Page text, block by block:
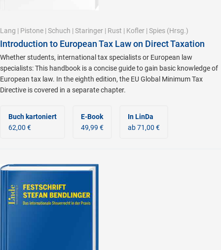
Lang | Pistone | Schuch | Staringer | Rust | Kofler | Spies (Hrsg.)
Introduction to European Tax Law on Direct Taxation
Whether students, international tax specialists or European law
specialists: This handbook is a concise guide to gain basic knowledge of
European tax law. In the eighth edition, the EU Global Minimum Tax
Directive is covered in a separate chapter.
Buch kartoniert
62,00 €
E-Book
49,99 €
In LinDa
ab 71,00 €